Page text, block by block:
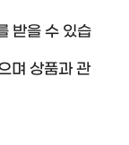
받을 수 있습
며 상품과 관